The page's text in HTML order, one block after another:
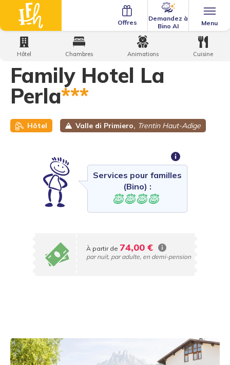
Menu
Demandez à
Bino AI
Offres
Home Family Hotels·Family Hotel La Perla
Family Hotel La
Perla***
Hôtel Valle di Primiero, Trentin Haut-Adige
Services pour familles
(Bino) :
À partir de 74,00 €
par nuit, par adulte, en demi-pension
Hôtel Chambres Animations Cuisine